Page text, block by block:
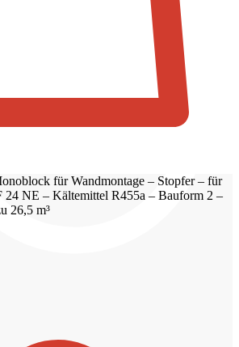
für Wandmontage – Stopfer – für
NE – Kältemittel R455a – Bauform 2 –
26,5 m³